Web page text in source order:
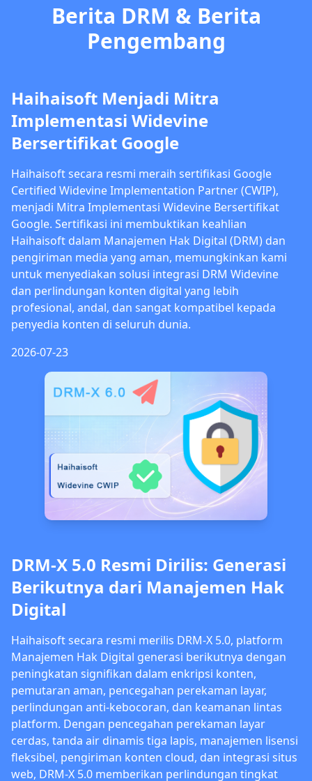
Berita DRM & Berita
Pengembang
Haihaisoft Menjadi Mitra
Implementasi Widevine
Bersertifikat Google
Haihaisoft secara resmi meraih sertifikasi Google
Certified Widevine Implementation Partner (CWIP),
menjadi Mitra Implementasi Widevine Bersertifikat
Google. Sertifikasi ini membuktikan keahlian
Haihaisoft dalam Manajemen Hak Digital (DRM) dan
pengiriman media yang aman, memungkinkan kami
untuk menyediakan solusi integrasi DRM Widevine
dan perlindungan konten digital yang lebih
profesional, andal, dan sangat kompatibel kepada
penyedia konten di seluruh dunia.
2026-07-23
DRM-X 5.0 Resmi Dirilis: Generasi
Berikutnya dari Manajemen Hak
Digital
Haihaisoft secara resmi merilis DRM-X 5.0, platform
Manajemen Hak Digital generasi berikutnya dengan
peningkatan signifikan dalam enkripsi konten,
pemutaran aman, pencegahan perekaman layar,
perlindungan anti-kebocoran, dan keamanan lintas
platform. Dengan pencegahan perekaman layar
cerdas, tanda air dinamis tiga lapis, manajemen lisensi
fleksibel, pengiriman konten cloud, dan integrasi situs
web, DRM-X 5.0 memberikan perlindungan tingkat